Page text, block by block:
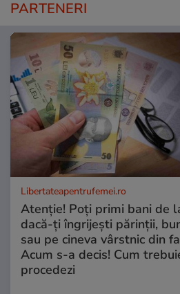
PARTENERI
Libertateapentrufemei.ro
Atenție! Poți primi bani de
dacă-ți îngrijești părinții,
sau pe cineva vârstnic din
Acum s-a decis! Cum
procedezi